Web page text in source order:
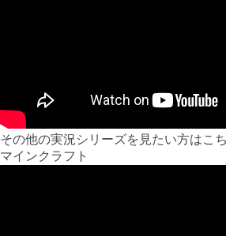
その他の実況シリーズを見たい方はこ
マインクラフト